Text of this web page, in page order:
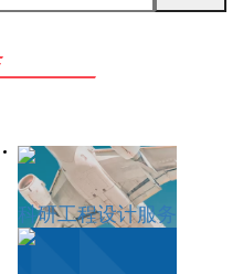
科研工程设计服务